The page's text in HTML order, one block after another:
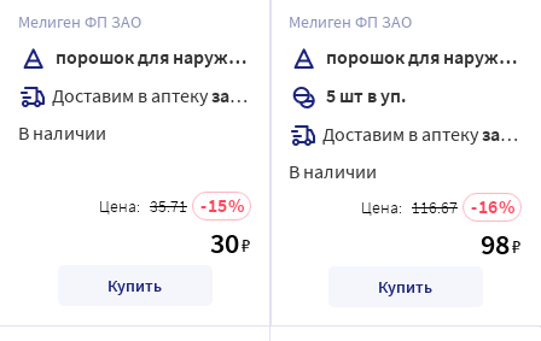
применения
Мелиген ФП ЗАО
порошок для наружного применения
Доставим в аптекузавтра
В наличии
Цена: 35.71 15
30₽
Купить
применения пакет 5 шт.
упаковка пачка
Мелиген ФП ЗАО
порошок для наружного применения
5 шт в уп.
Доставим в аптекузавтра
В наличии
Цена: 116.67 16
98₽
Купить